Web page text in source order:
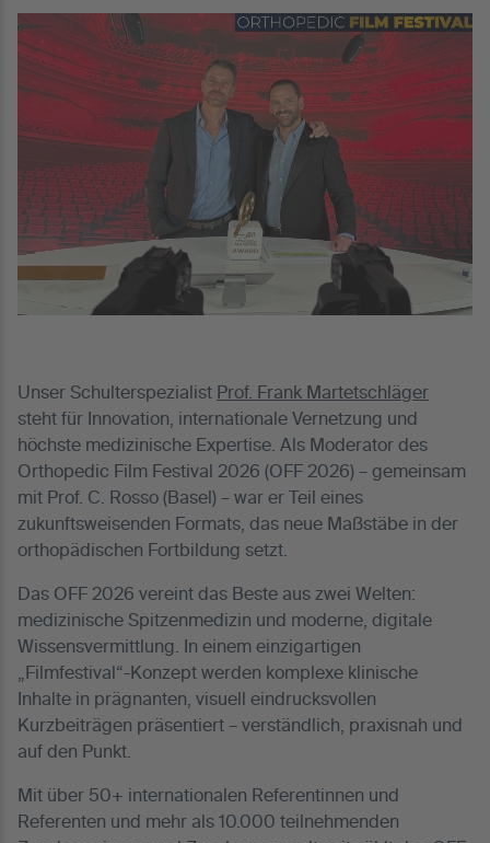
Unser Schulterspezialist Prof. Frank Martetschläger
steht für Innovation, internationale Vernetzung und
höchste medizinische Expertise. Als Moderator des
Orthopedic Film Festival 2026 (OFF 2026) – gemeinsam
mit Prof. C. Rosso (Basel) – war er Teil eines
zukunftsweisenden Formats, das neue Maßstäbe in der
orthopädischen Fortbildung setzt.
Das OFF 2026 vereint das Beste aus zwei Welten:
medizinische Spitzenmedizin und moderne, digitale
Wissensvermittlung. In einem einzigartigen
„Filmfestival“-Konzept werden komplexe klinische
Inhalte in prägnanten, visuell eindrucksvollen
Kurzbeiträgen präsentiert – verständlich, praxisnah und
auf den Punkt.
Mit über 50+ internationalen Referentinnen und
Referenten und mehr als 10.000 teilnehmenden